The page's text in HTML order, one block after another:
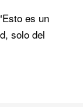
es un
solo del